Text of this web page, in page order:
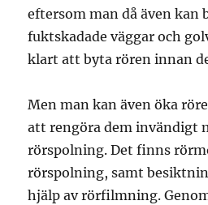
eftersom man då även kan
fuktskadade väggar och
klart att byta rören innan
Men man kan även öka
att rengöra dem invändigt
rörspolning. Det finns
rörspolning, samt
hjälp av rörfilmning.